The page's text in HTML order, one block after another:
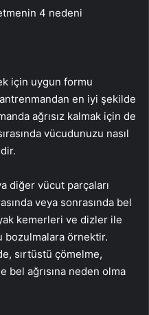
için uygun formu
en iyi şekilde
ağrısız kalmak için de
vücudunuzu nasıl
diğer vücut parçaları
veya sonrasında bel
kemerleri ve dizler ile
bozulmalara örnektir.
sırtüstü çömelme,
bel ağrısına neden olma